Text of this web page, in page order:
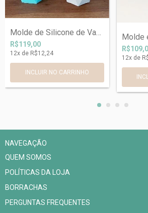
Molde de Silicone de Vaso Ref 777
R$119,00
12x de R$12,24
INCLUIR NO CARRINHO
12x de
NAVEGAÇÃO
QUEM SOMOS
POLÍTICAS DA LOJA
BORRACHAS
PERGUNTAS FREQUENTES